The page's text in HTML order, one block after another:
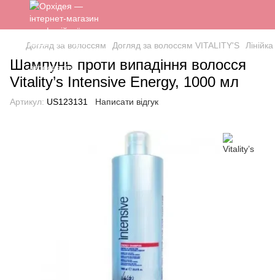
Догляд за волоссям Догляд за волоссям VITALITY'S
Шампунь проти випадіння волосся
Vitality’s Intensive Energy, 1000 мл
Артикул: US123131 Написати відгук